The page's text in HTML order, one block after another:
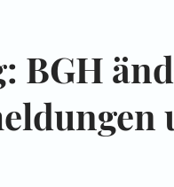
BGH